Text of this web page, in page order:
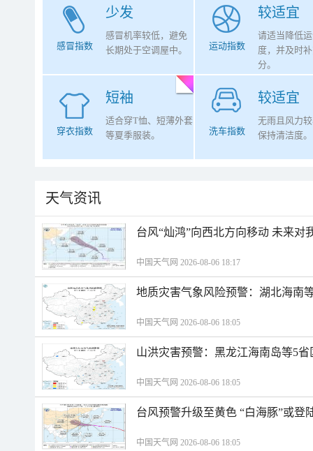
少发
感冒指数
感冒机率较低，避免
长期处于空调屋中。
较适宜
运动指数
请适当降低
度，并及时
分。
短袖
穿衣指数
适合穿T恤、短薄外套
等夏季服装。
较适宜
洗车指数
无雨且风力
保持清洁度。
天气资讯
台风“灿鸿”向西北方向移动 未来对
中国天气网 2026-08-06 18:17
地质灾害气象风险预警：湖北海南
中国天气网 2026-08-06 18:05
山洪灾害预警：黑龙江海南岛等5
中国天气网 2026-08-06 18:05
台风预警升级至黄色 “白海豚”或登
中国天气网 2026-08-06 18:05